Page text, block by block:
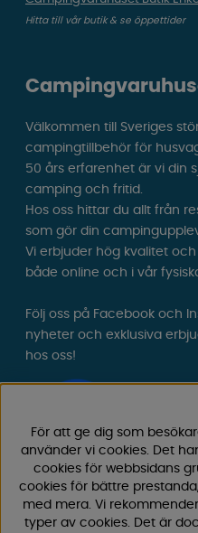
Hitta till vår butik & se öppettider
Välkommen till Sveriges
campingtillbehör för
50 års erfarenhet är vi din
camping och fritid.
Hos oss hittar du allt från
som gör din
Vi erbjuder hög kvalitet
både online och i vår
Följ oss på Facebook och
nyheter och exklusiva
hos oss!
För att ge dig som
använder vi cookies. Det
cookies för webbsidans
cookies för bättre
med mera. Vi
typer av cookies. Det är